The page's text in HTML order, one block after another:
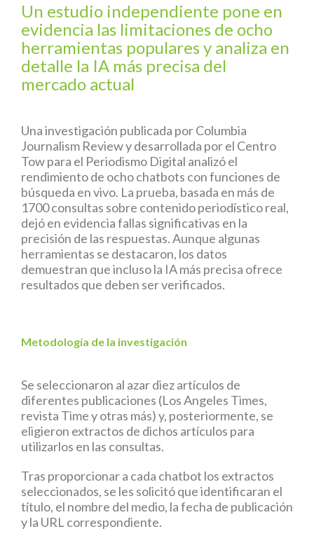
Un estudio independiente pone en
evidencia las limitaciones de ocho
herramientas populares y analiza en
detalle la IA más precisa del
mercado actual
Una investigación publicada por Columbia
Journalism Review y desarrollada por el Centro
Tow para el Periodismo Digital analizó el
rendimiento de ocho chatbots con funciones de
búsqueda en vivo. La prueba, basada en más de
1700 consultas sobre contenido periodístico real,
dejó en evidencia fallas significativas en la
precisión de las respuestas. Aunque algunas
herramientas se destacaron, los datos
demuestran que incluso la IA más precisa ofrece
resultados que deben ser verificados.
Metodología de la investigación
Se seleccionaron al azar diez artículos de
diferentes publicaciones (Los Angeles Times,
revista Time y otras más) y, posteriormente, se
eligieron extractos de dichos artículos para
utilizarlos en las consultas.
Tras proporcionar a cada chatbot los extractos
seleccionados, se les solicitó que identificaran el
título, el nombre del medio, la fecha de publicación
y la URL correspondiente.